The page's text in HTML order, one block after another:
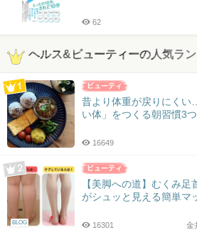
62
ヘルス&ビューティーの人気ラ
昔より体重が戻りにくい
い体」をつくる朝習慣3つ
16649
BLOG
【美脚への道】むくみ
がシュッと見える簡単マ
金
16301